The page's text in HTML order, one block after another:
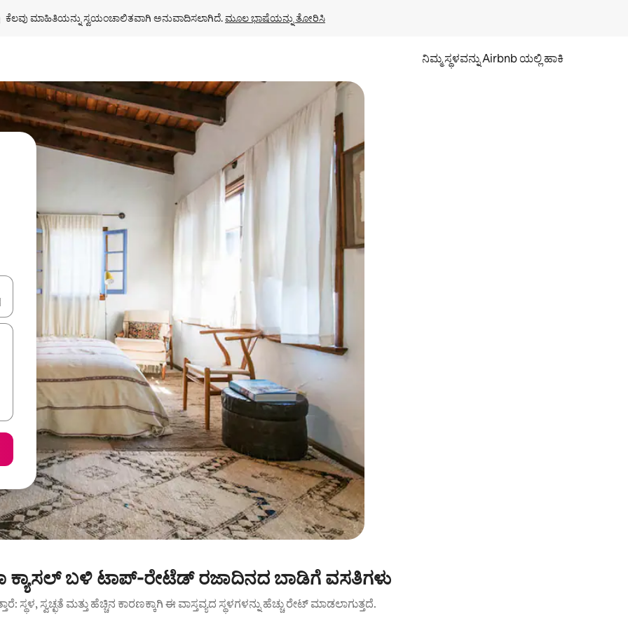
ಕೆಲವು ಮಾಹಿತಿಯನ್ನು ಸ್ವಯಂಚಾಲಿತವಾಗಿ ಅನುವಾದಿಸಲಾಗಿದೆ. ಮೂಲ ಭಾಷೆಯನ್ನು ತೋರಿಸಿ
ನಿಮ್ಮ ಸ್ಥಳವನ್ನು Airbnb ಯಲ್ಲಿ ಹಾಕಿ
ನ್ಯಾವಿಗೇಟ್ ಮಾಡಿ ಅಥವಾ ಸ್ಪರ್ಶ ಅಥವಾ ಸ್ವೈಪ್ ಗೆಸ್ಚರ್‌ಗಳ ಮೂಲಕ ಅನ್ವೇಷಿಸಿ.
ಬಳಿ ಟಾಪ್-ರೇಟೆಡ್ ರಜಾದಿನದ ಬಾಡಿಗೆ ವಸತಿಗಳು
ಸ್ಥಳ, ಸ್ವಚ್ಛತೆ ಮತ್ತು ಹೆಚ್ಚಿನ ಕಾರಣಕ್ಕಾಗಿ ಈ ವಾಸ್ತವ್ಯದ ಸ್ಥಳಗಳನ್ನು ಹೆಚ್ಚು ರೇಟ್ ಮಾಡಲಾಗುತ್ತದೆ.